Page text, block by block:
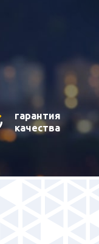
гарантия
качества